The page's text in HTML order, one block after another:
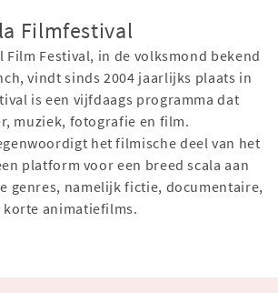
Filmfestival
Festival, in de volksmond bekend
vindt sinds 2004 jaarlijks plaats in
is een vijfdaags programma dat
muziek, fotografie en film.
het filmische deel van het
platform voor een breed scala aan
genres, namelijk fictie, documentaire,
animatiefilms.